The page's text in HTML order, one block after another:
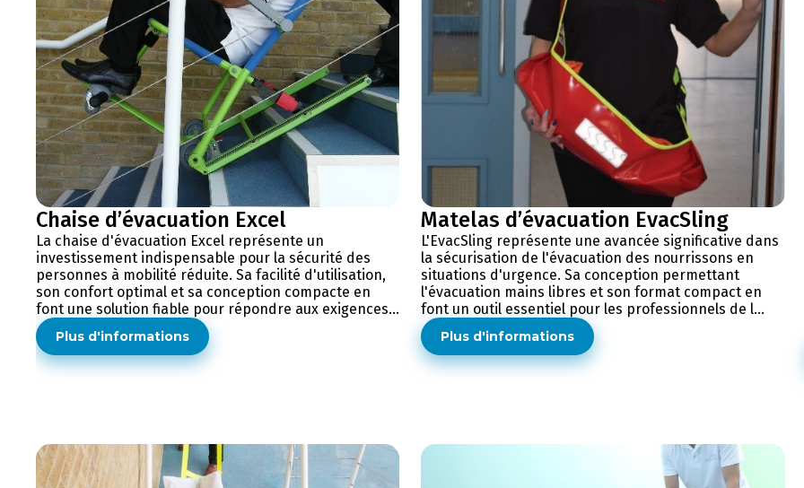
Chaise d’évacuation Excel
La chaise d'évacuation Excel représente un
investissement indispensable pour la sécurité des
personnes à mobilité réduite. Sa facilité d'utilisation,
son confort optimal et sa conception compacte en
font une solution fiable pour répondre aux exigences...
Plus d'informations
Matelas d’évacuation EvacSling
L'EvacSling représente une avancée significative dans
la sécurisation de l'évacuation des nourrissons en
situations d'urgence. Sa conception permettant
l'évacuation mains libres et son format compact en
font un outil essentiel pour les professionnels de l...
Plus d'informations